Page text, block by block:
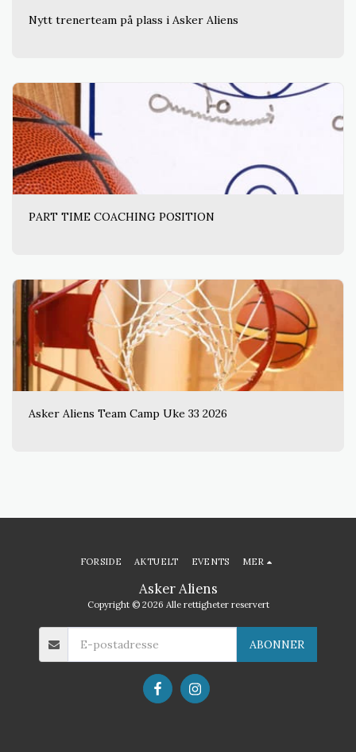
Nytt trenerteam på plass i Asker Aliens
PART TIME COACHING POSITION
Asker Aliens Team Camp Uke 33 2026
Asker Aliens
Copyright © 2026 Alle rettigheter reservert
FORSIDE AKTUELT EVENTS MER
ABONNER